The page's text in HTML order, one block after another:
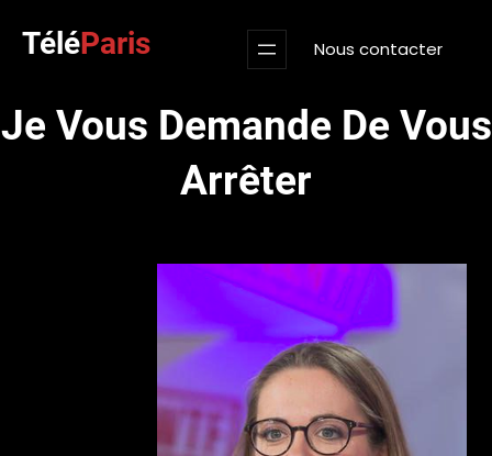
TéléParis Nous contacter
Je Vous Demande De Vous
Arrêter